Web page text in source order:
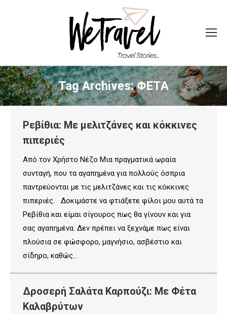
Tag Archives:ΦΕΤΑ
Ρεβίθια: Με μελιτζάνες και κόκκινες
πιπεριές
Από τον Χρήστο Νέζο Μια πραγματικά ωραία
συνταγή, που τα αγαπημένα για πολλούς όσπρια
παντρεύονται με τις μελιτζάνες και τις κόκκινες
πιπεριές. Δοκιμάστε να φτιάξετε φίλοι μου αυτά τα
Ρεβίθια και είμαι σίγουρος πως θα γίνουν και για
σας αγαπημένα. Δεν πρέπει να ξεχνάμε πως είναι
πλούσια σε φώσφορο, μαγνήσιο, ασβέστιο και
σίδηρο, καθώς…
Δροσερή Σαλάτα Καρπούζι: Με Φέτα
Καλαβρύτων